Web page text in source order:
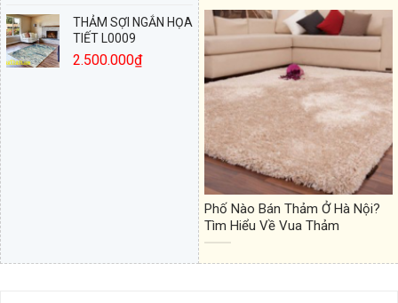
THẢM SỢI NGẮN HỌA
TIẾT L0009
2.500.000₫
Phố Nào Bán Thảm Ở Hà Nội?
Tìm Hiểu Về Vua Thảm